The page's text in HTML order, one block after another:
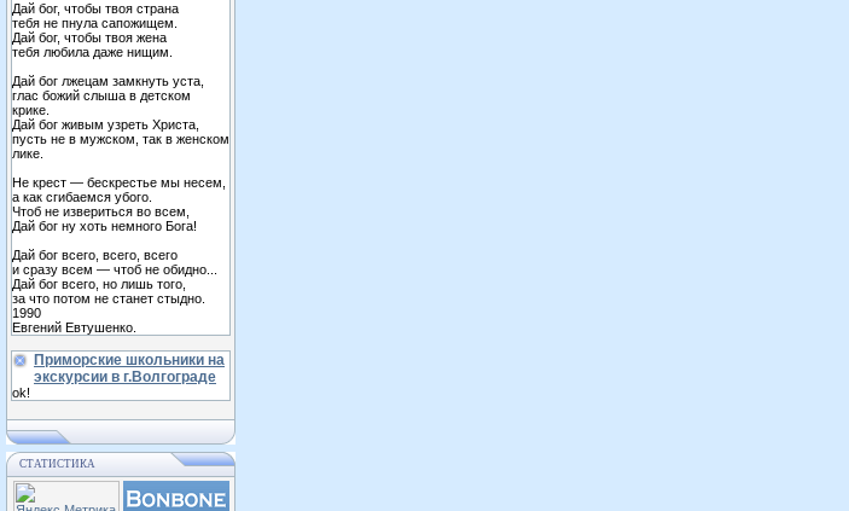
Дай бог, чтобы твоя страна
тебя не пнула сапожищем.
Дай бог, чтобы твоя жена
тебя любила даже нищим.
Дай бог лжецам замкнуть уста,
глас божий слыша в детском
крике.
Дай бог живым узреть Христа,
пусть не в мужском, так в женском
лике.
Не крест — бескрестье мы несем,
а как сгибаемся убого.
Чтоб не извериться во всем,
Дай бог ну хоть немного Бога!
Дай бог всего, всего, всего
и сразу всем — чтоб не обидно...
Дай бог всего, но лишь того,
за что потом не станет стыдно.
1990
Евгений Евтушенко.
Приморские школьники на
экскурсии в г.Волгограде
ok!
СТАТИСТИКА